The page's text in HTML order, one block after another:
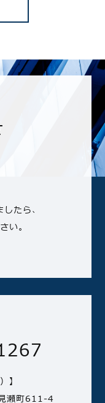
たら、
い。
】
瀬町611-4